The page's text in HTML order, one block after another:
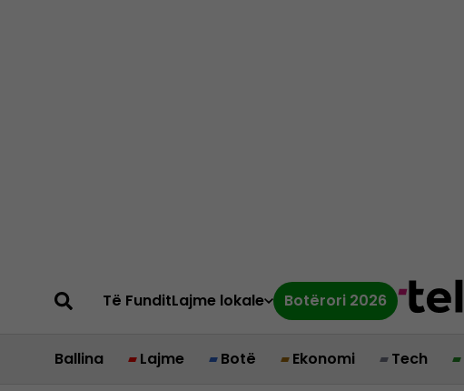
Të FunditLajme lokale Botërori 2026
Ballina Lajme Botë Ekonomi Tech